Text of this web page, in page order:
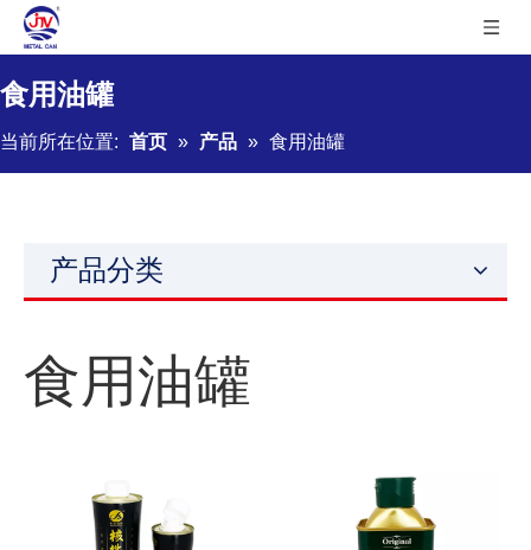
食用油罐
当前所在位置: 首页 » 产品 » 食用油罐
产品分类
食用油罐